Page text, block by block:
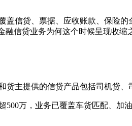
信贷、票据、应收账款、保险
融信贷业务为何这个时候呈现收缩
主提供的信贷产品包括司机贷、
万，业务已覆盖车货匹配、